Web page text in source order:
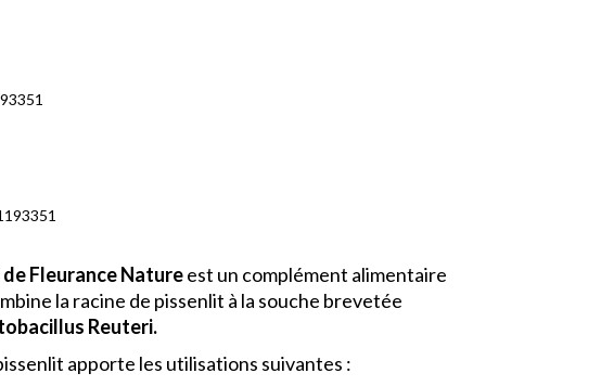
Fleurance Natureest un complément alimentaire
la racine de pissenlit à la souche brevetée
Reuteri.
apporte les utilisations suivantes :